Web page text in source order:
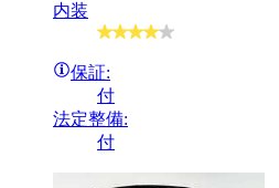
内装
保証:
付
法定整備:
付